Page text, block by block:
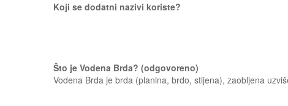
Koji se dodatni nazivi koriste?
Što je Vodena Brda? (odgovoreno)
Vodena Brda je brda (planina, brdo, stijena), zaobljena